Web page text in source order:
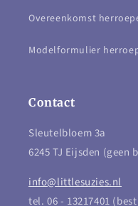
Overeenkomst
Modelformulier
Contact
Sleutelbloem 3a
6245 TJ Eijsden (geen
info@littlesuzies.nl
tel. 06 - 13217401